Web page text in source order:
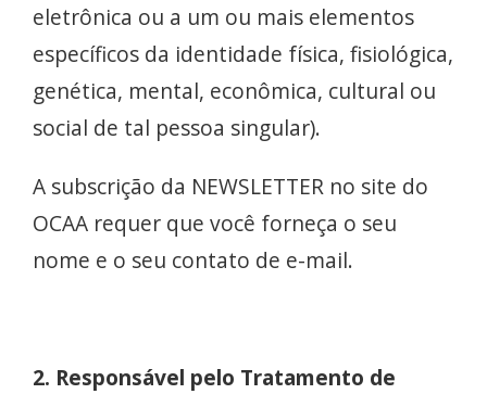
eletrônica ou a um ou mais elementos
específicos da identidade física, fisiológica,
genética, mental, econômica, cultural ou
social de tal pessoa singular).
A subscrição da NEWSLETTER no site do
OCAA requer que você forneça o seu
nome e o seu contato de e-mail.
2. Responsável pelo Tratamento de